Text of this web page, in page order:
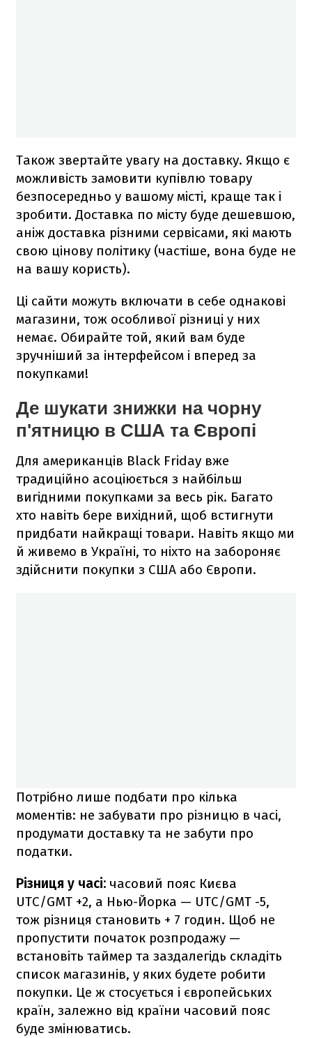
Також звертайте увагу на доставку. Якщо є
можливість замовити купівлю товару
безпосередньо у вашому місті, краще так і
зробити. Доставка по місту буде дешевшою,
аніж доставка різними сервісами, які мають
свою цінову політику (частіше, вона буде не
на вашу користь).
Ці сайти можуть включати в себе однакові
магазини, тож особливої різниці у них
немає. Обирайте той, який вам буде
зручніший за інтерфейсом і вперед за
покупками!
Де шукати знижки на чорну
п'ятницю в США та Європі
Для американців Black Friday вже
традиційно асоціюється з найбільш
вигідними покупками за весь рік. Багато
хто навіть бере вихідний, щоб встигнути
придбати найкращі товари. Навіть якщо ми
й живемо в Україні, то ніхто на забороняє
здійснити покупки з США або Європи.
Потрібно лише подбати про кілька
моментів: не забувати про різницю в часі,
продумати доставку та не забути про
податки.
Різниця у часі: часовий пояс Києва
UTC/GMT +2, а Нью-Йорка — UTC/GMT -5,
тож різниця становить + 7 годин. Щоб не
пропустити початок розпродажу —
встановіть таймер та заздалегідь складіть
список магазинів, у яких будете робити
покупки. Це ж стосується і європейських
країн, залежно від країни часовий пояс
буде змінюватись.